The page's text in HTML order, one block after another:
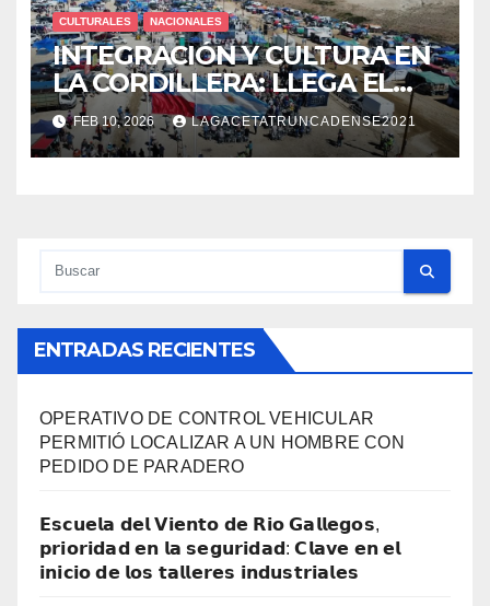
CULTURALES NACIONALES
INTEGRACIÓN Y CULTURA EN
LA CORDILLERA: LLEGA EL
62° ENCUENTRO BINACIONAL
DEL PASO PEHUENCHE
FEB 10, 2026 LAGACETATRUNCADENSE2021
ENTRADAS RECIENTES
OPERATIVO DE CONTROL VEHICULAR
PERMITIÓ LOCALIZAR A UN HOMBRE CON
PEDIDO DE PARADERO
𝗘𝘀𝗰𝘂𝗲𝗹𝗮 𝗱𝗲𝗹 𝗩𝗶𝗲𝗻𝘁𝗼 𝗱𝗲 𝗥𝗶𝗼 𝗚𝗮𝗹𝗹𝗲𝗴𝗼𝘀,
𝗽𝗿𝗶𝗼𝗿𝗶𝗱𝗮𝗱 𝗲𝗻 𝗹𝗮 𝘀𝗲𝗴𝘂𝗿𝗶𝗱𝗮𝗱: 𝗖𝗹𝗮𝘃𝗲 𝗲𝗻 𝗲𝗹
𝗶𝗻𝗶𝗰𝗶𝗼 𝗱𝗲 𝗹𝗼𝘀 𝘁𝗮𝗹𝗹𝗲𝗿𝗲𝘀 𝗶𝗻𝗱𝘂𝘀𝘁𝗿𝗶𝗮𝗹𝗲𝘀